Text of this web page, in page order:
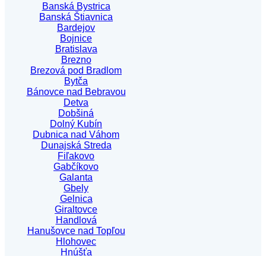
Banská Bystrica
Banská Štiavnica
Bardejov
Bojnice
Bratislava
Brezno
Brezová pod Bradlom
Bytča
Bánovce nad Bebravou
Detva
Dobšiná
Dolný Kubín
Dubnica nad Váhom
Dunajská Streda
Fiľakovo
Gabčíkovo
Galanta
Gbely
Gelnica
Giraltovce
Handlová
Hanušovce nad Topľou
Hlohovec
Hnúšťa